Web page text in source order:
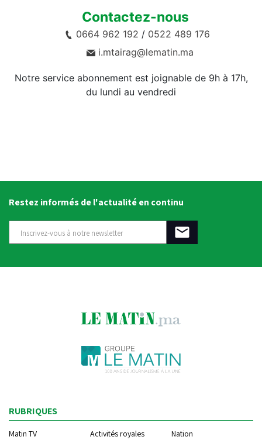
Contactez-nous
0664 962 192 / 0522 489 176
i.mtairag@lematin.ma
Notre service abonnement est joignable de 9h à 17h,
du lundi au vendredi
Restez informés de l'actualité en continu
RUBRIQUES
Matin TV Activités royales
Nation